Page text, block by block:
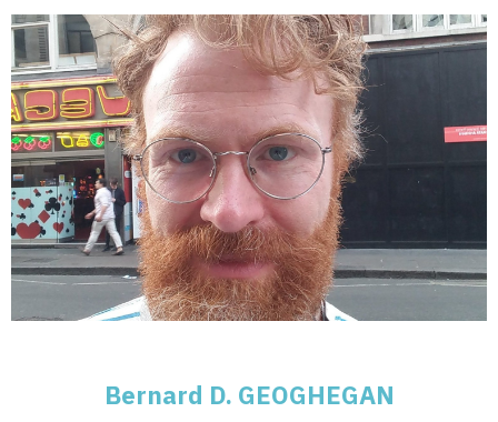
Bernard D. GEOGHEGAN